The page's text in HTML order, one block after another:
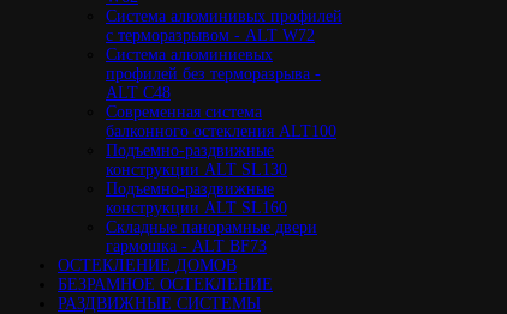
Система алюминивых профилей
с терморазрывом - ALT W72
Cистема алюминиевых
профилей без терморазрыва -
ALT C48
Cовременная система
балконного остекления ALT100
Подъемно-раздвижные
конструкции ALT SL130
Подъемно-раздвижные
конструкции ALT SL160
Cкладные панорамные двери
гармошка - ALT BF73
ОСТЕКЛЕНИЕ ДОМОВ
БЕЗРАМНОЕ ОСТЕКЛЕНИЕ
РАЗДВИЖНЫЕ СИСТЕМЫ